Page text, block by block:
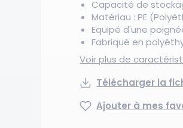
Capacité de
Matériau : PE
Equipé d'une
Fabriqué en
Voir plus de
Télécharger la
Ajouter à mes